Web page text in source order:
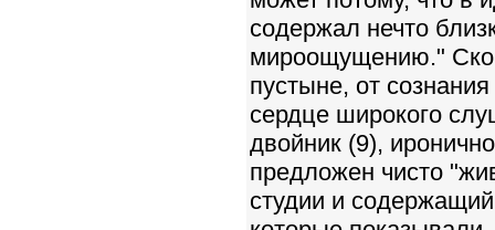
содержал нечто
мироощущению."
пустыне, от
сердце широкого
двойник (9),
предложен чисто
студии и